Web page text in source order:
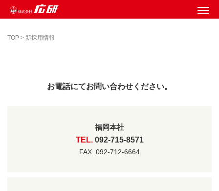
TOP > 新採用情報
お電話にてお問い合わせください。
福岡本社
TEL.092-715-8571
FAX. 092-712-6664